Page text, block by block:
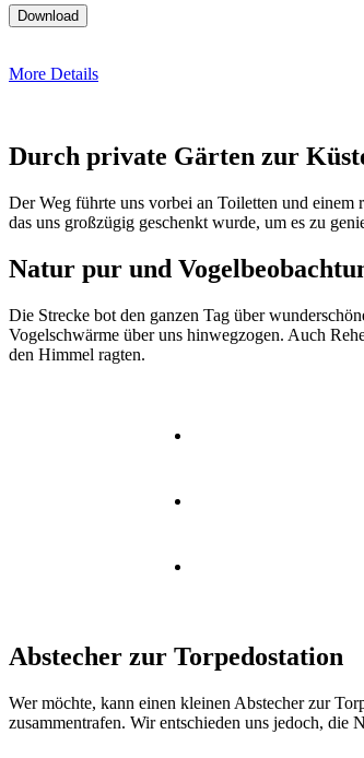
More Details
Durch private Gärten zur
Der Weg führte uns vorbei an Toiletten und
das uns großzügig geschenkt wurde, um es zu
Natur pur und
Die Strecke bot den ganzen Tag über
Vogelschwärme über uns hinwegzogen. Auch
den Himmel ragten.
Abstecher zur Torpedostation
Wer möchte, kann einen kleinen Abstecher zur
zusammentrafen. Wir entschieden uns jedoch, die